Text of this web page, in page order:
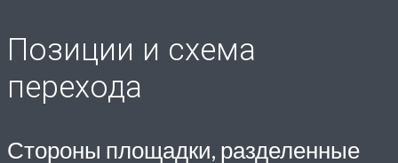
Позиции и схема
перехода
Стороны площадки, разделенные